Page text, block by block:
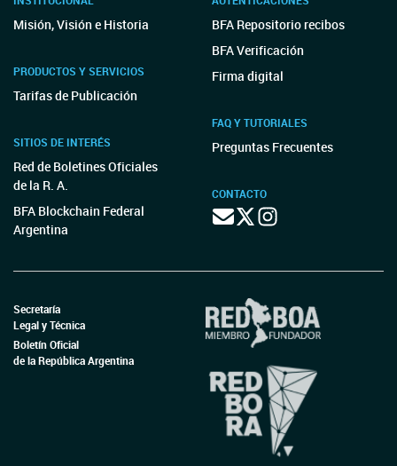
Misión, Visión e Historia
PRODUCTOS Y SERVICIOS
Tarifas de Publicación
SITIOS DE INTERÉS
Red de Boletines Oficiales
de la R. A.
BFA Blockchain Federal
Argentina
BFA Repositorio recibos
BFA Verificación
Firma digital
FAQ Y TUTORIALES
Preguntas Frecuentes
CONTACTO
Secretaría
Legal y Técnica
Boletín Oficial
de la República Argentina